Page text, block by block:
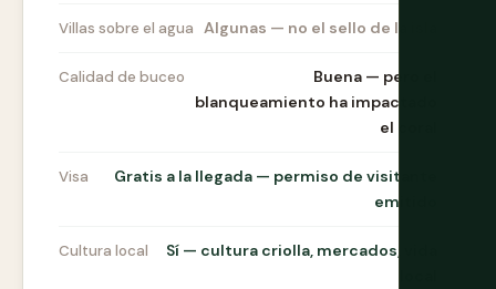
Villas sobre el agua Algunas — no el sello de la isla
Calidad de buceo
Buena — pero el
blanqueamiento ha impactado
el coral
Visa
Gratis a la llegada — permiso de visitante
emitido
Cultura local
Sí — cultura criolla, mercados, vida